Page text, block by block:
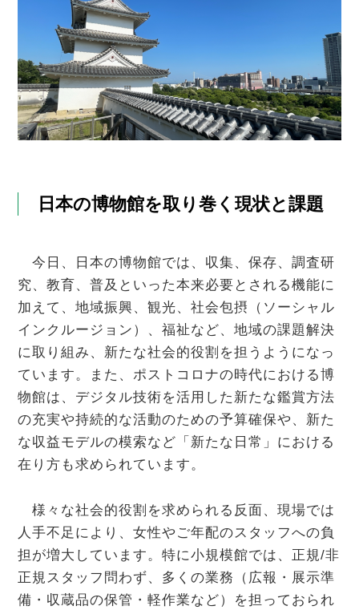
日本の博物館を取り巻く現状と課題
今日、日本の博物館では、収集、保存、調査研
究、教育、普及といった本来必要とされる機能に
加えて、地域振興、観光、社会包摂（ソーシャル
インクルージョン）、福祉など、地域の課題解決
に取り組み、新たな社会的役割を担うようになっ
ています。また、ポストコロナの時代における博
物館は、デジタル技術を活用した新たな鑑賞方法
の充実や持続的な活動のための予算確保や、新た
な収益モデルの模索など「新たな日常」における
在り方も求められています。
様々な社会的役割を求められる反面、現場では
人手不足により、女性やご年配のスタッフへの負
担が増大しています。特に小規模館では、正規/非
正規スタッフ問わず、多くの業務（広報・展示準
備・収蔵品の保管・軽作業など）を担っておられ